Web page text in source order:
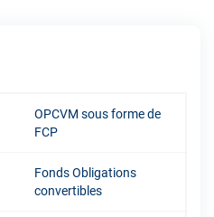
OPCVM sous forme de
FCP
Fonds Obligations
convertibles